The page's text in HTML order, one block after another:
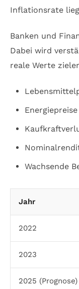
Inflationsrate
Banken und
Dabei wird
reale Werte
Wachsende
Jahr
2022
2023
2025 (Prognose)